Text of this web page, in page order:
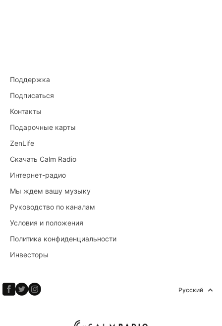
Поддержка
Подписаться
Контакты
Подарочные карты
ZenLife
Скачать Calm Radio
Интернет-радио
Мы ждем вашу музыку
Руководство по каналам
Условия и положения
Политика конфиденциальности
Инвесторы
Русский